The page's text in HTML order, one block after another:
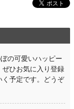
の可愛いハッピー
ひお気に入り登録
く予定です。どうぞ